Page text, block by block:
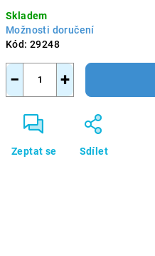
cena:
Skladem
Možnosti doručení
Kód: 29248
+
−
Zeptat se Sdílet